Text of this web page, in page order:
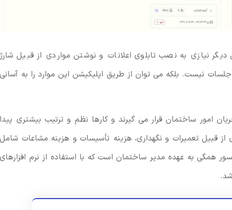
نیازی به نصب تابلوی اعلانات و نوشتن مواردی از قبیل شارژ
نیست. بلکه می توان از طریق اپلیکیشن این موارد را به آسانی
امور ساختمان قرار می گیرند و کارها نظم و ترتیب بیشتری پیدا
قبیل تعمیرات و نگهداری، هزینه تأسیسات و هزینه مشاعات شامل
همگی به عهده مدیر ساختمان است که با استفاده از نرم افزارهای